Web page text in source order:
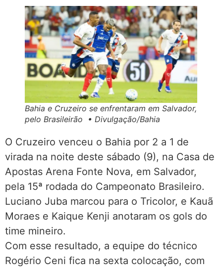
Bahia e Cruzeiro se enfrentaram em Salvador,
pelo Brasileirão • Divulgação/Bahia
O Cruzeiro venceu o Bahia por 2 a 1 de
virada na noite deste sábado (9), na Casa de
Apostas Arena Fonte Nova, em Salvador,
pela 15ª rodada do Campeonato Brasileiro.
Luciano Juba marcou para o Tricolor, e Kauã
Moraes e Kaique Kenji anotaram os gols do
time mineiro.
Com esse resultado, a equipe do técnico
Rogério Ceni fica na sexta colocação, com